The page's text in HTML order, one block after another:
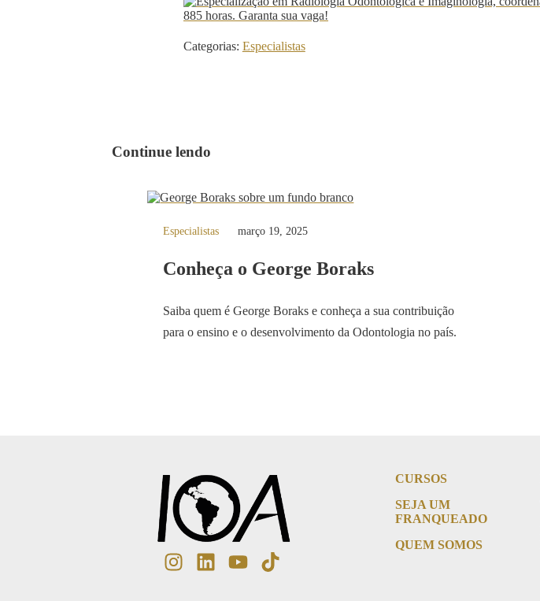
Categorias: Especialistas
Continue lendo
Especialistas março 19, 2025
Conheça o George Boraks
Saiba quem é George Boraks e conheça a sua contribuição
para o ensino e o desenvolvimento da Odontologia no país.
CURSOS
SEJA UM
FRANQUEADO
QUEM SOMOS